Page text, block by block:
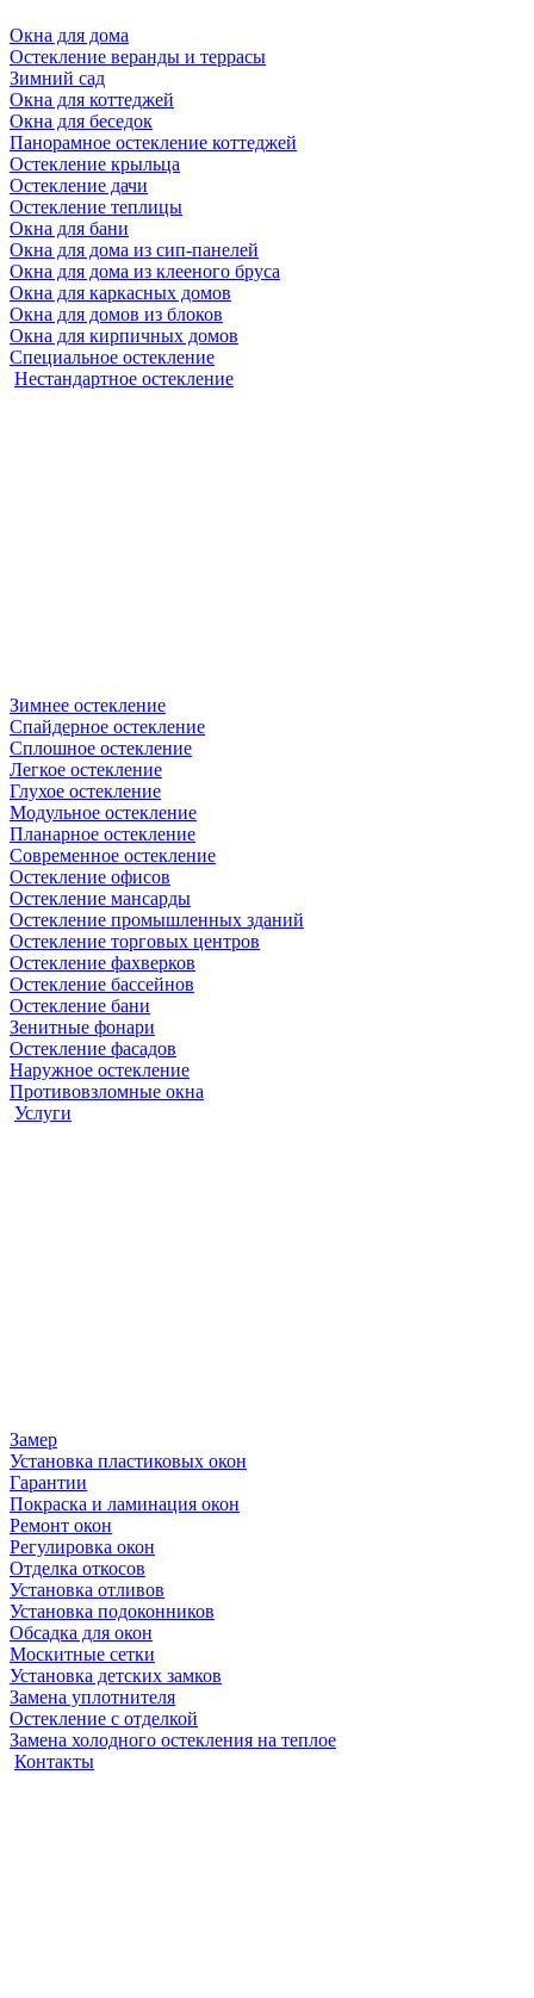
Окна для дома
Остекление веранды и террасы
Зимний сад
Окна для коттеджей
Окна для беседок
Панорамное остекление коттеджей
Остекление крыльца
Остекление дачи
Остекление теплицы
Окна для бани
Окна для дома из сип-панелей
Окна для дома из клееного бруса
Окна для каркасных домов
Окна для домов из блоков
Окна для кирпичных домов
Специальное остекление
Нестандартное остекление
Зимнее остекление
Спайдерное остекление
Сплошное остекление
Легкое остекление
Глухое остекление
Модульное остекление
Планарное остекление
Современное остекление
Остекление офисов
Остекление мансарды
Остекление промышленных зданий
Остекление торговых центров
Остекление фахверков
Остекление бассейнов
Остекление бани
Зенитные фонари
Остекление фасадов
Наружное остекление
Противовзломные окна
Услуги
Замер
Установка пластиковых окон
Гарантии
Покраска и ламинация окон
Ремонт окон
Регулировка окон
Отделка откосов
Установка отливов
Установка подоконников
Обсадка для окон
Москитные сетки
Установка детских замков
Замена уплотнителя
Остекление с отделкой
Замена холодного остекления на теплое
Контакты